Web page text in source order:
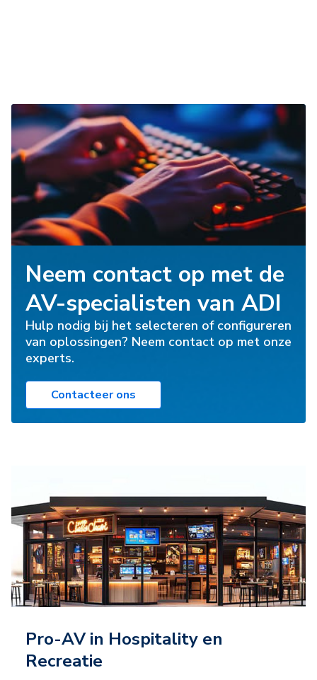
Neem contact op met de
AV-specialisten van ADI
Hulp nodig bij het selecteren of configureren
van oplossingen? Neem contact op met onze
experts.
Contacteer ons
Pro-AV in Hospitality en
Recreatie